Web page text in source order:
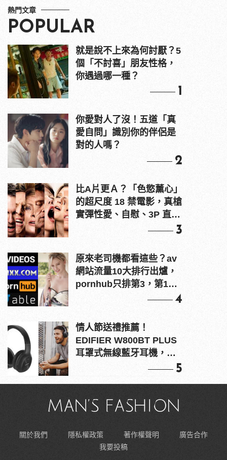
熱門文章
POPULAR
就是說不上來為何討厭？5
個「不討喜」朋友性格，
你遇過哪一種？
1
你愛對人了沒！五道「真
愛自問」識別你的伴侶是
對的人嗎？
2
比A片更Ａ？「色慾薰心」
的超尺度 18 禁電影，真槍
實彈性愛、自慰、3P 直接
3
原來老司機都看這些？av
網站流量10大排行出爐，
pornhub只排第3，第1名
4
情人節送禮推薦！
EDIFIER W800BT PLUS
耳罩式無線藍牙耳機，在
5
關於我們 隱私權政策 著作權聲明
廣告合作
我要投稿